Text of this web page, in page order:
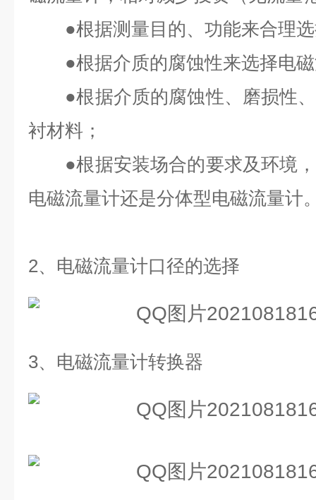
●根据测量目的、功能来合理
●根据介质的腐蚀性来选择电
●根据介质的腐蚀性、磨损性
衬材料；
●根据安装场合的要求及环境
电磁流量计还是分体型电磁流量计
2、 电磁流量计口径的选择
3、 电磁流量计转换器